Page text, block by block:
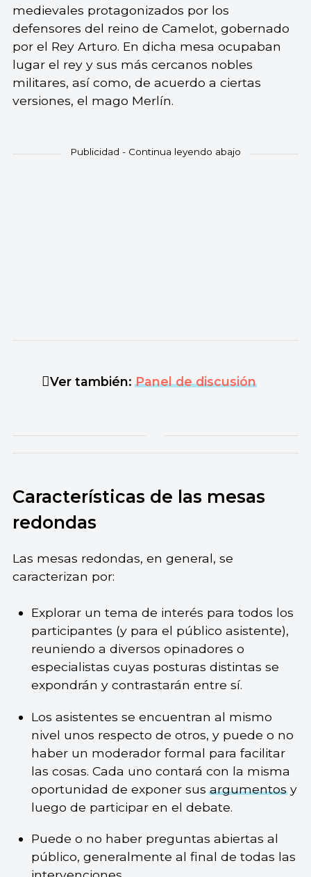
medievales protagonizados por los
defensores del reino de Camelot, gobernado
por el Rey Arturo. En dicha mesa ocupaban
lugar el rey y sus más cercanos nobles
militares, así como, de acuerdo a ciertas
versiones, el mago Merlín.
Ver también:Panel de discusión
Características de las mesas
redondas
Las mesas redondas, en general, se
caracterizan por:
Explorar un tema de interés para todos los
participantes (y para el público asistente),
reuniendo a diversos opinadores o
especialistas cuyas posturas distintas se
expondrán y contrastarán entre sí.
Los asistentes se encuentran al mismo
nivel unos respecto de otros, y puede o no
haber un moderador formal para facilitar
las cosas. Cada uno contará con la misma
oportunidad de exponer susargumentosy
luego de participar en el debate.
Puede o no haber preguntas abiertas al
público, generalmente al final de todas las